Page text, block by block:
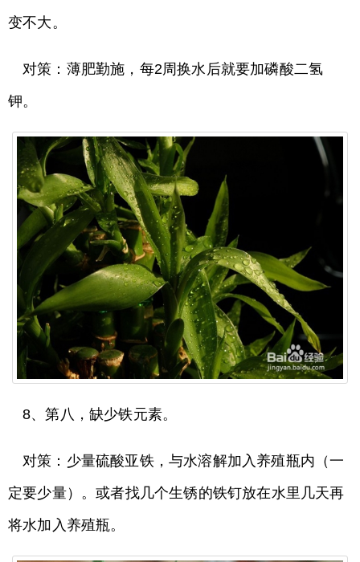
变不大。
对策：薄肥勤施，每2周换水后就要加磷酸二氢
钾。
8、第八，缺少铁元素。
对策：少量硫酸亚铁，与水溶解加入养殖瓶内（一
定要少量）。或者找几个生锈的铁钉放在水里几天再
将水加入养殖瓶。